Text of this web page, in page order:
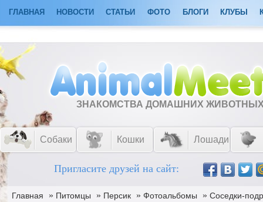
ГЛАВНАЯ НОВОСТИ СТАТЬИ ФОТО БЛОГИ КЛУБЫ
ЗНАКОМСТВА ДОМАШНИХ
Собаки Кошки Лошади
Пригласите друзей на сайт:
Главная » Питомцы » Персик » Фотоальбомы » Соседки-